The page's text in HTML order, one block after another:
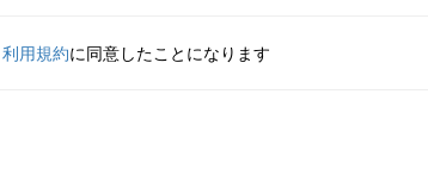
利用規約に同意したことになります